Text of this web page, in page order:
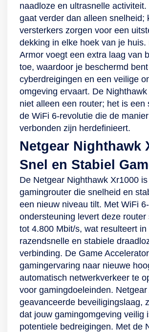
naadloze en ultrasnelle
gaat verder dan alleen snelheid;
versterkers zorgen voor een
dekking in elke hoek van je huis.
Armor voegt een extra laag van
toe, waardoor je beschermd
cyberdreigingen en een veilige
omgeving ervaart. De
niet alleen een router; het is een
de WiFi 6-revolutie die de
verbonden zijn herdefinieert.
Netgear Nighthawk
Snel en Stabiel
De Netgear Nighthawk Xr1000
gamingrouter die snelheid en
een nieuw niveau tilt. Met WiFi 6-
ondersteuning levert deze router
tot 4.800 Mbit/s, wat resulteert in
razendsnelle en stabiele
verbinding. De Game
gamingervaring naar nieuwe
automatisch netwerkverkeer te
voor gamingdoeleinden. Netgear
geavanceerde beveiligingslaag,
dat jouw gamingomgeving veilig
potentiele bedreigingen. Met de